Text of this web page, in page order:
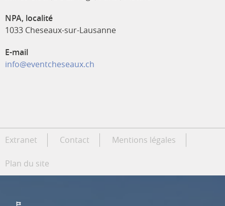
NPA, localité
1033 Cheseaux-sur-Lausanne
E-mail
info@eventcheseaux.ch
Extranet Contact Mentions légales
Plan du site